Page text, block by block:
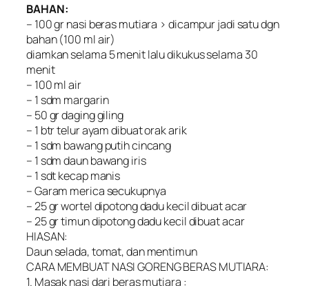
BAHAN:
– 100 gr nasi beras mutiara > dicampur jadi satu dgn
bahan (100 ml air)
diamkan selama 5 menit lalu dikukus selama 30
menit
– 100 ml air
– 1 sdm margarin
– 50 gr daging giling
– 1 btr telur ayam dibuat orak arik
– 1 sdm bawang putih cincang
– 1 sdm daun bawang iris
– 1 sdt kecap manis
– Garam merica secukupnya
– 25 gr wortel dipotong dadu kecil dibuat acar
– 25 gr timun dipotong dadu kecil dibuat acar
HIASAN:
Daun selada, tomat, dan mentimun
CARA MEMBUAT NASI GORENG BERAS MUTIARA:
1. Masak nasi dari beras mutiara :